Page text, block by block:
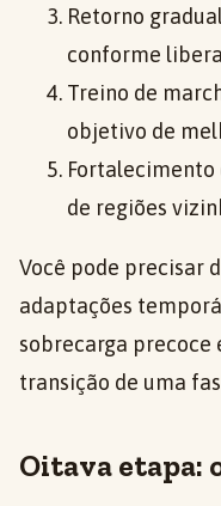
Retorno
conforme
Treino de
objetivo de
de regiões
Você pode precisar
adaptações
sobrecarga
transição de uma
Oitava etapa: